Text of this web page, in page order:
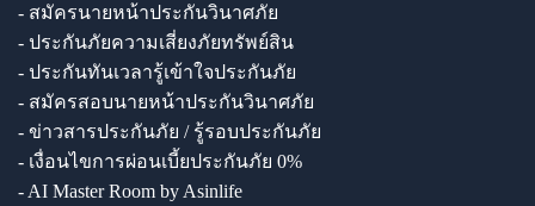
- สมัครนายหน้าประกันวินาศภัย
- ประกันภัยความเสี่ยงภัยทรัพย์สิน
- ประกันทันเวลารู้เข้าใจประกันภัย
- สมัครสอบนายหน้าประกันวินาศภัย
- ข่าวสารประกันภัย / รู้รอบประกันภัย
- เงื่อนไขการผ่อนเบี้ยประกันภัย 0%
- AI Master Room by Asinlife